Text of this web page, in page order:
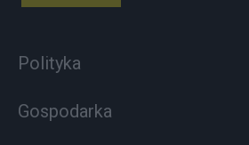
Polityka
Gospodarka